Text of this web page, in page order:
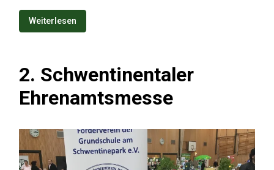
Weiterlesen
2. Schwentinentaler
Ehrenamtsmesse